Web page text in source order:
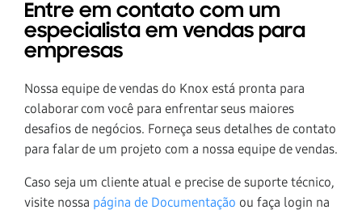
Entre em contato com um
especialista em vendas para
empresas
Nossa equipe de vendas do Knox está pronta para
colaborar com você para enfrentar seus maiores
desafios de negócios. Forneça seus detalhes de contato
para falar de um projeto com a nossa equipe de vendas.
Caso seja um cliente atual e precise de suporte técnico,
visite nossa página de Documentação ou faça login na